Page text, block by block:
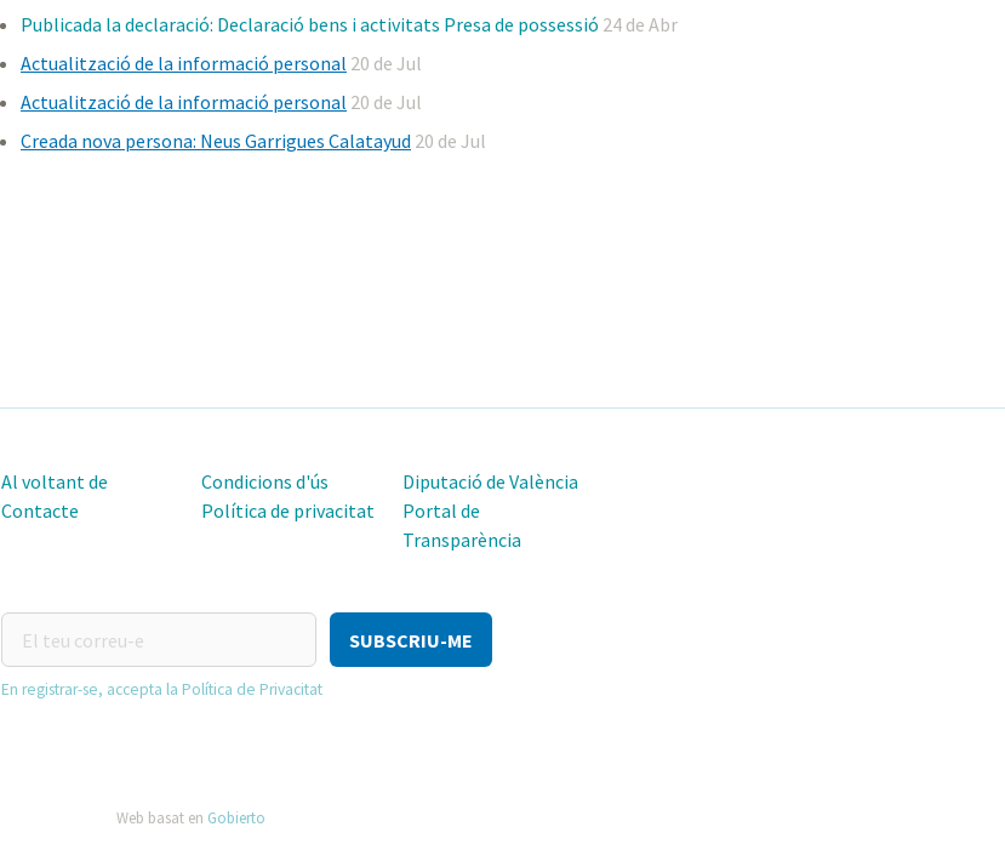
Publicada la declaració: Declaració bens i activitats Presa de possessió 24 de Abr
Actualització de la informació personal 20 de Jul
Actualització de la informació personal 20 de Jul
Creada nova persona: Neus Garrigues Calatayud 20 de Jul
Al voltant de
Contacte
Condicions d'ús
Política de privacitat
Diputació de València
Portal de
Transparència
teu
correu-
En registrar-se, accepta la Política de Privacitat
Web basat en Gobierto